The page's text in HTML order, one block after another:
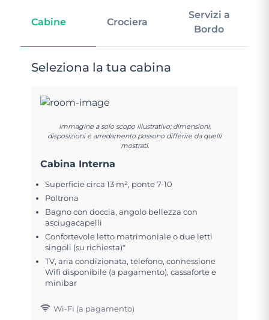
Cabine Crociera
Servizi a
Bordo
Seleziona la tua cabina
Immagine a solo scopo illustrativo; dimensioni,
disposizioni e arredamento possono differire da quelli
mostrati.
Cabina Interna
Superficie circa 13 m², ponte 7-10
Poltrona
Bagno con doccia, angolo bellezza con
asciugacapelli
Confortevole letto matrimoniale o due letti
singoli (su richiesta)*
TV, aria condizionata, telefono, connessione
Wifi disponibile (a pagamento), cassaforte e
minibar
Wi-Fi (a pagamento)